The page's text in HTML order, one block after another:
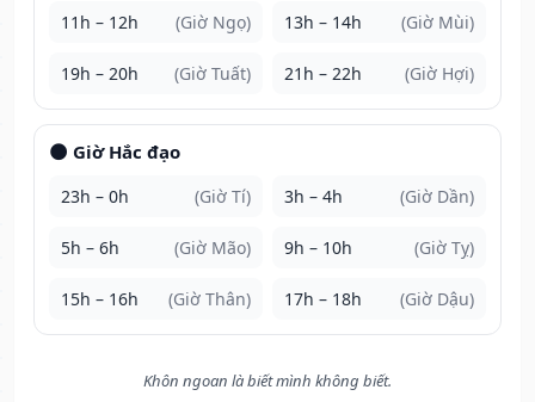
11h – 12h (Giờ Ngọ) 13h – 14h (Giờ Mùi)
19h – 20h (Giờ Tuất) 21h – 22h (Giờ Hợi)
🌑 Giờ Hắc đạo
23h – 0h (Giờ Tí) 3h – 4h (Giờ Dần)
5h – 6h (Giờ Mão) 9h – 10h (Giờ Tỵ)
15h – 16h (Giờ Thân) 17h – 18h (Giờ Dậu)
Khôn ngoan là biết mình không biết.